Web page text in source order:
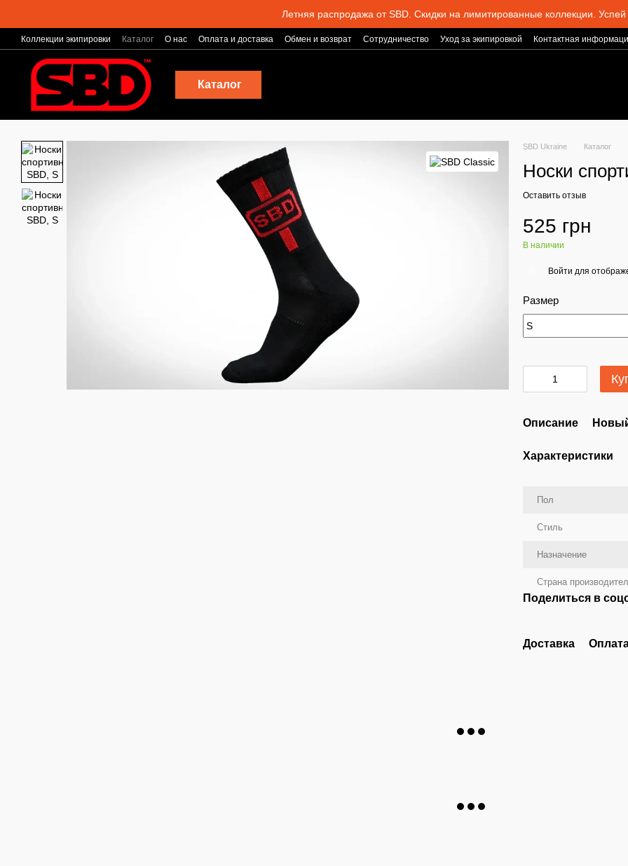
Летняя распродажа от SBD. Скидки на лимитированные коллекции. Успей
Коллекции экипировки Каталог О нас Оплата и доставка Обмен и возврат Сотрудничество Уход за экипировкой Контактная
Блог
Каталог
SBD Ukraine Каталог
Носки
Оставить отзыв
525 грн
В наличии
Войти для
Размер
Описание
Характеристики
Пол
Стиль
Назначение
Страна
Поделиться в
Доставка